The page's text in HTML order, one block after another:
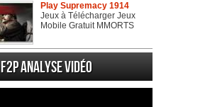
Play Supremacy 1914
Jeux à Télécharger Jeux
Mobile Gratuit MMORTS
F2P Analyse vidéo